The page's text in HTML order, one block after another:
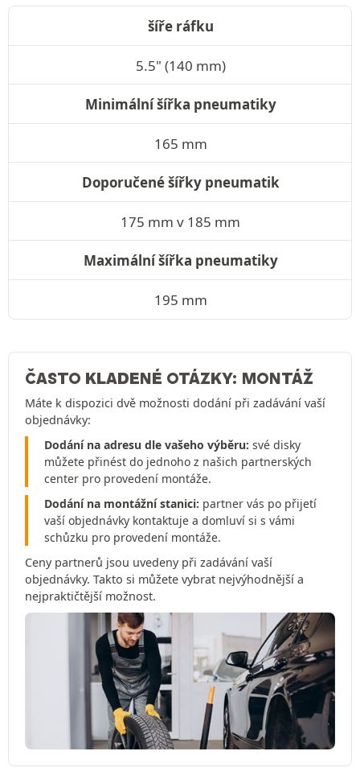
šíře ráfku
5.5" (140 mm)
Minimální šířka pneumatiky
165 mm
Doporučené šířky pneumatik
175 mm v 185 mm
Maximální šířka pneumatiky
195 mm
ČASTO KLADENÉ OTÁZKY: MONTÁŽ
Máte k dispozici dvě možnosti dodání při zadávání vaší
objednávky:
Dodání na adresu dle vašeho výběru: své disky
můžete přinést do jednoho z našich partnerských
center pro provedení montáže.
Dodání na montážní stanici: partner vás po přijetí
vaší objednávky kontaktuje a domluví si s vámi
schůzku pro provedení montáže.
Ceny partnerů jsou uvedeny při zadávání vaší
objednávky. Takto si můžete vybrat nejvýhodnější a
nejpraktičtější možnost.